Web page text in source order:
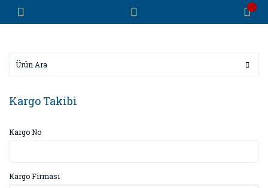
Kargo Takibi
Kargo No
Kargo Firması